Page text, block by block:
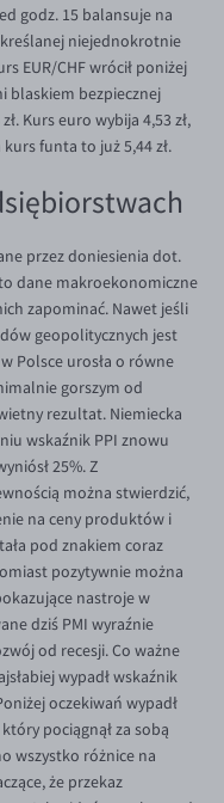
godz. 15 balansuje na
niejednokrotnie
EUR/CHF wrócił poniżej
blaskiem bezpiecznej
Kurs euro wybija 4,53 zł,
funta to już 5,44 zł.
przez doniesienia dot.
dane makroekonomiczne
zapominać. Nawet jeśli
geopolitycznych jest
Polsce urosła o równe
gorszym od
rezultat. Niemiecka
wskaźnik PPI znowu
25%. Z
można stwierdzić,
na ceny produktów i
pod znakiem coraz
pozytywnie można
nastroje w
dziś PMI wyraźnie
od recesji. Co ważne
wypadł wskaźnik
oczekiwań wypadł
pociągnął za sobą
wszystko różnice na
że przekaz